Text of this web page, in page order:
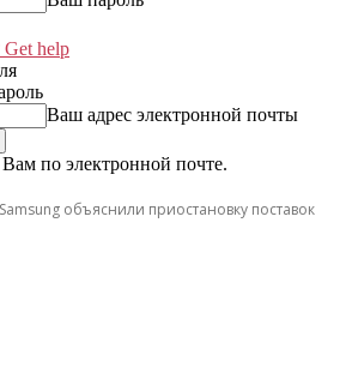
Get help
Ваш адрес электронной почты
по электронной почте.
объяснили приостановку поставок